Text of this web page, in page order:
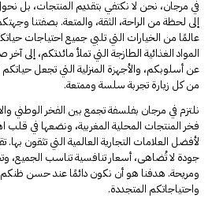
في مرجان، نحن لا نكتفي بتقديم المنتجات، بل
إلى لحظة من الراحة، الثقة، والمتعة. بصفتنا
عالمًا من الخيارات التي تلبي جميع احتياجات
المواد الغذائية الطازجة التي تملأ مائدتكم، إلى
عن أسلوبكم، والأجهزة المنزلية التي تجعل
من كل زيارة تجربة سلسة وممتعة.
نلتزم في مرجان بفلسفة تجمع بين الفخر الوطني
فخر المنتجات المحلية المغربية، ونضعها في قلب
لأفضل العلامات التجارية العالمية التي تثقون
جودة لا تُضاهى، أسعار تنافسية تناسب الجميع،
ومريحة. هدفنا هو أن نكون دائمًا عند حسن
واحتياجاتكم المتجددة.